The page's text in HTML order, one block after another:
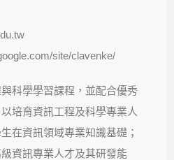
site/clavenke/
科學學習課程，並配合優秀
培育資訊工程及科學專業人
在資訊領域專業知識基礎；
資訊專業人才及其研發能